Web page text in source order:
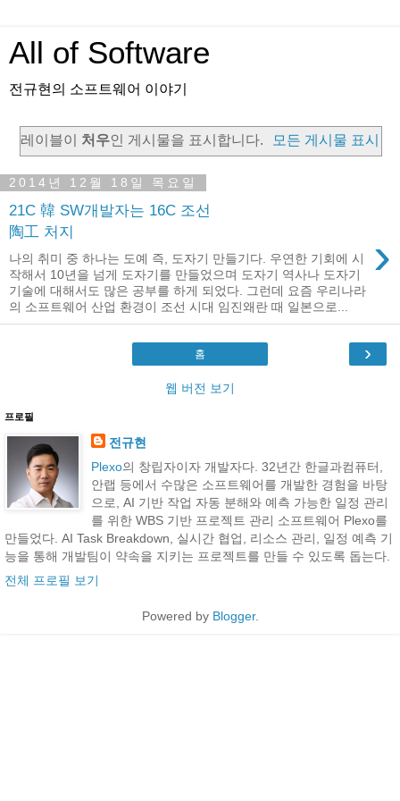
All of Software
전규현의 소프트웨어 이야기
레이블이 처우인 게시물을 표시합니다. 모든 게시물 표시
2014년 12월 18일 목요일
21C 韓 SW개발자는 16C 조선
陶工 처지
›
나의 취미 중 하나는 도예 즉, 도자기 만들기다. 우연한 기회에 시
작해서 10년을 넘게 도자기를 만들었으며 도자기 역사나 도자기
기술에 대해서도 많은 공부를 하게 되었다. 그런데 요즘 우리나라
의 소프트웨어 산업 환경이 조선 시대 임진왜란 때 일본으로...
›
홈
웹 버전 보기
프로필
전규현
Plexo의 창립자이자 개발자다. 32년간 한글과컴퓨터,
안랩 등에서 수많은 소프트웨어를 개발한 경험을 바탕
으로, AI 기반 작업 자동 분해와 예측 가능한 일정 관리
를 위한 WBS 기반 프로젝트 관리 소프트웨어 Plexo를
만들었다. AI Task Breakdown, 실시간 협업, 리소스 관리, 일정 예측 기
능을 통해 개발팀이 약속을 지키는 프로젝트를 만들 수 있도록 돕는다.
전체 프로필 보기
Powered by Blogger.